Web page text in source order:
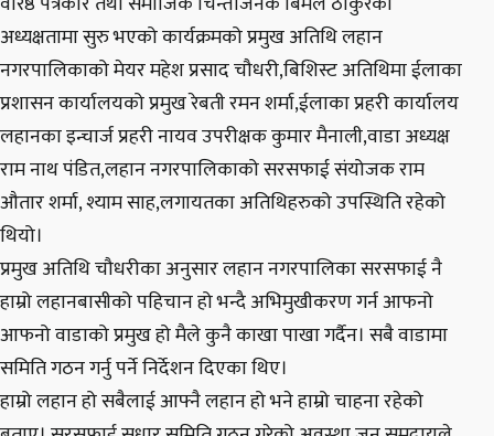
अध्यक्षतामा सुरु भएको कार्यक्रमको प्रमुख अतिथि लहान
नगरपालिकाको मेयर महेश प्रसाद चौधरी,बिशिस्ट अतिथिमा ईलाका
प्रशासन कार्यालयको प्रमुख रेबती रमन शर्मा,ईलाका प्रहरी कार्यालय
लहानका इन्चार्ज प्रहरी नायव उपरीक्षक कुमार मैनाली,वाडा अध्यक्ष
राम नाथ पंडित,लहान नगरपालिकाको सरसफाई संयोजक राम
औतार शर्मा, श्याम साह,लगायतका अतिथिहरुको उपस्थिति रहेको
थियो।
प्रमुख अतिथि चौधरीका अनुसार लहान नगरपालिका सरसफाई नै
हाम्रो लहानबासीको पहिचान हो भन्दै अभिमुखीकरण गर्न आफनो
आफनो वाडाको प्रमुख हो मैले कुनै काखा पाखा गर्दैन। सबै वाडामा
समिति गठन गर्नु पर्ने निर्देशन दिएका थिए।
हाम्रो लहान हो सबैलाई आफ्नै लहान हो भने हाम्रो चाहना रहेको